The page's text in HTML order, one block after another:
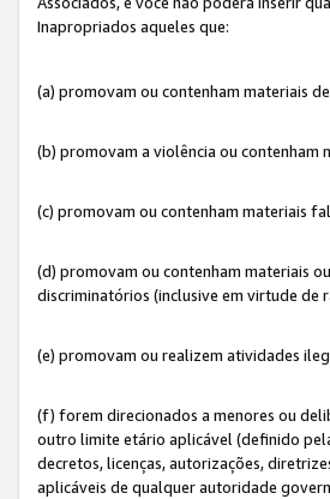
Inapropriados aqueles que:
(a) promovam ou contenham materiais
(b) promovam a violência ou contenham
(c) promovam ou contenham materiais
(d) promovam ou contenham materiais
discriminatórios (inclusive em virtude de
(e) promovam ou realizem atividades
(f) forem direcionados a menores ou
outro limite etário aplicável (definido
decretos, licenças, autorizações,
aplicáveis de qualquer autoridade